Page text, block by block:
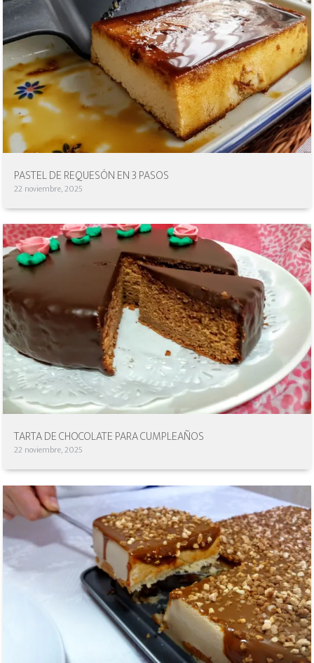
PASTEL DE REQUESÓN EN 3 PASOS
22 noviembre, 2025
TARTA DE CHOCOLATE PARA CUMPLEAÑOS
22 noviembre, 2025